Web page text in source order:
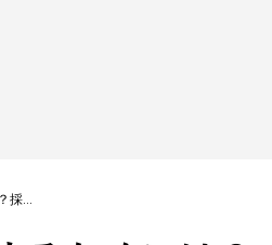
【安江工務店】新卒で就職するためには？採用フローや選考対策を徹底解説！